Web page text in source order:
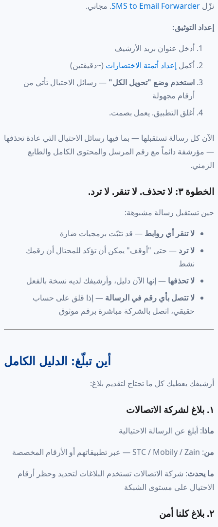
نزّل SMS to Email Forwarder. مجاني.
إعداد التوثيق:
أدخل عنوان بريد الأرشيف
أكمل إعداد أتمتة الاختصارات (~دقيقتين)
استخدم وضع "تحويل الكل" — رسائل الاحتيال تأتي من
أرقام مجهولة
أغلق التطبيق. يعمل بصمت.
الآن كل رسالة تستقبلها — بما فيها رسائل الاحتيال التي عادة تحذفها
— مؤرشفة دائماً مع رقم المرسل والمحتوى الكامل والطابع
الزمني.
الخطوة ٣: لا تحذف. لا تنقر. لا ترد.
حين تستقبل رسالة مشبوهة:
لا تنقر أي روابط — قد تثبّت برمجيات ضارة
لا ترد — حتى "أوقف" يمكن أن تؤكد للمحتال أن رقمك
نشط
لا تحذفها — إنها الآن دليل، وأرشيفك لديه نسخة بالفعل
لا تتصل بأي رقم في الرسالة — إذا قلق على حساب
حقيقي، اتصل بالشركة مباشرة برقم موثوق
أين تبلّغ: الدليل الكامل
أرشيفك يعطيك كل ما تحتاج لتقديم بلاغ:
١. بلاغ لشركة الاتصالات
ماذا: أبلغ عن الرسالة الاحتيالية
من: STC / Mobily / Zain — عبر تطبيقاتهم أو الأرقام المخصصة
ما يحدث: شركة الاتصالات تستخدم البلاغات لتحديد وحظر أرقام
الاحتيال على مستوى الشبكة
٢. بلاغ كلنا أمن